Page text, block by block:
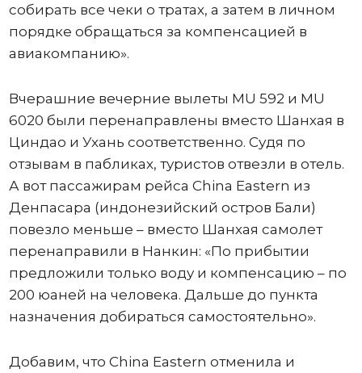
собирать все чеки о тратах, а затем в личном
порядке обращаться за компенсацией в
авиакомпанию».
Вчерашние вечерние вылеты MU 592 и MU
6020 были перенаправлены вместо Шанхая в
Циндао и Ухань соответственно. Судя по
отзывам в пабликах, туристов отвезли в отель.
А вот пассажирам рейса China Eastern из
Денпасара (индонезийский остров Бали)
повезло меньше – вместо Шанхая самолет
перенаправили в Нанкин: «По прибытии
предложили только воду и компенсацию – по
200 юаней на человека. Дальше до пункта
назначения добираться самостоятельно».
Добавим, что China Eastern отменила и